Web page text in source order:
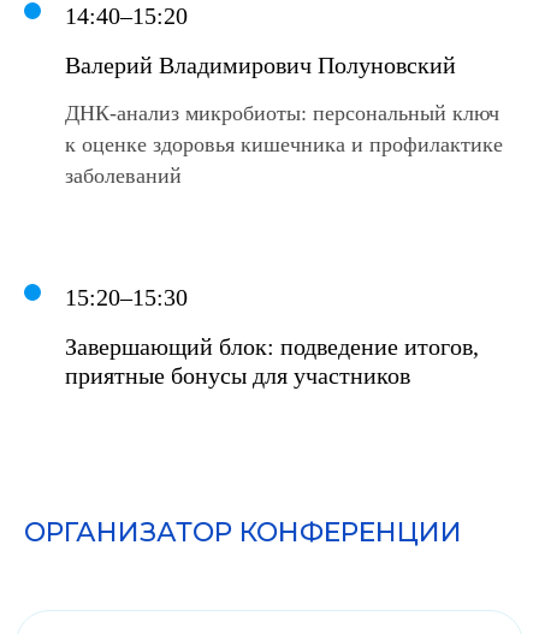
14:40–15:20
Валерий Владимирович Полуновский
ДНК-анализ микробиоты: персональный ключ
к оценке здоровья кишечника и профилактике
заболеваний
15:20–15:30
Завершающий блок: подведение итогов,
приятные бонусы для участников
ОРГАНИЗАТОР КОНФЕРЕНЦИИ